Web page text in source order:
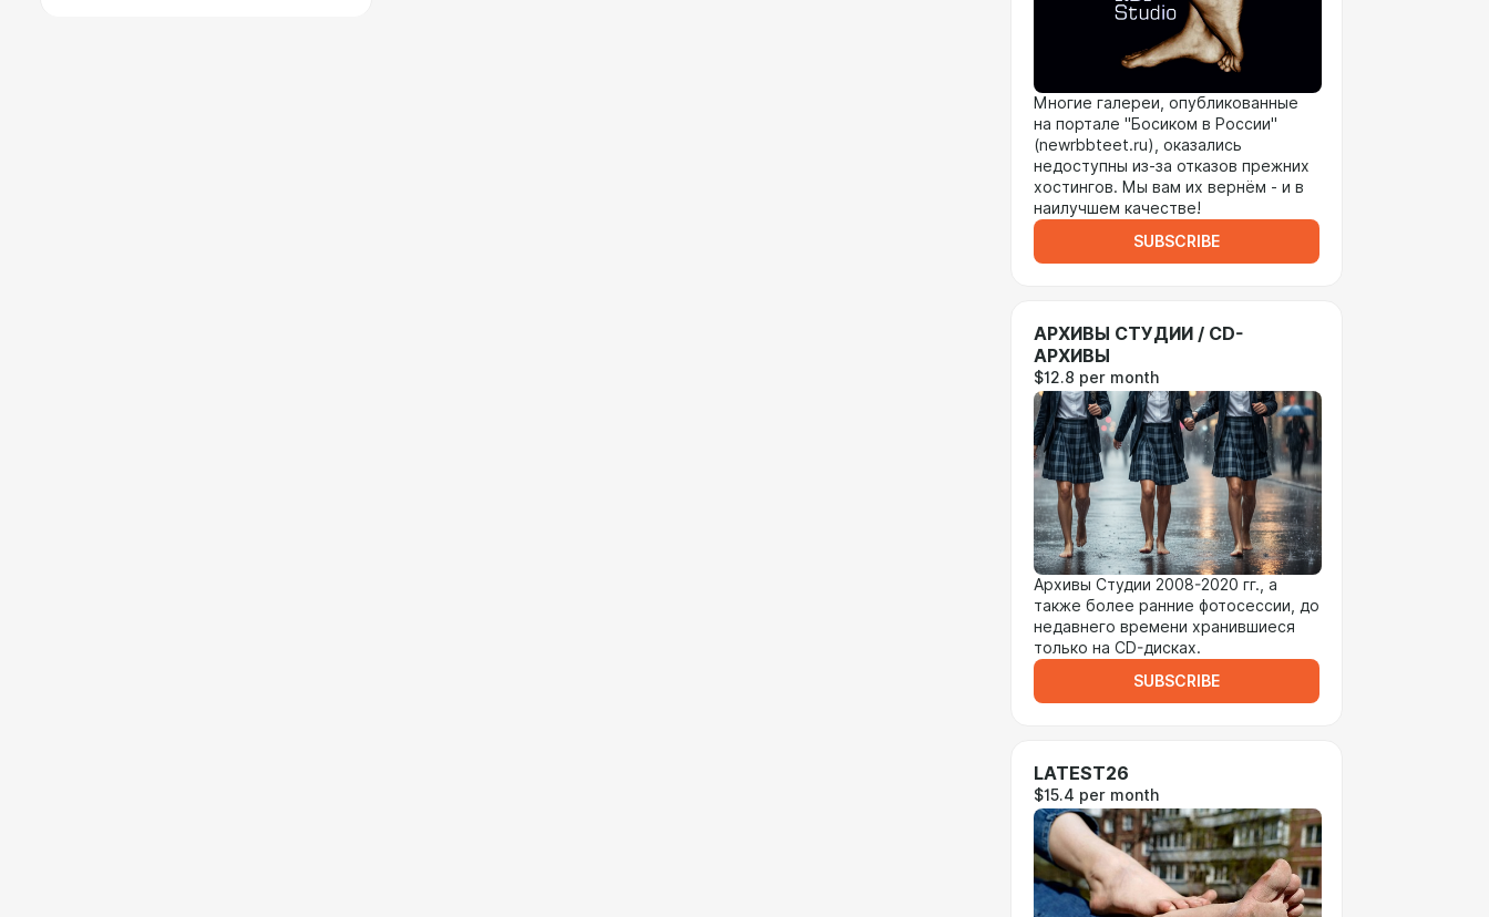
Многие галереи, опубликованные
на портале "Босиком в России"
(newrbbteet.ru), оказались
недоступны из-за отказов прежних
хостингов. Мы вам их вернём - и в
наилучшем качестве!
SUBSCRIBE
АРХИВЫ СТУДИИ / CD-
АРХИВЫ
$12.8 per month
Архивы Студии 2008-2020 гг., а
также более ранние фотосессии, до
недавнего времени хранившиеся
только на CD-дисках.
SUBSCRIBE
LATEST26
$15.4 per month